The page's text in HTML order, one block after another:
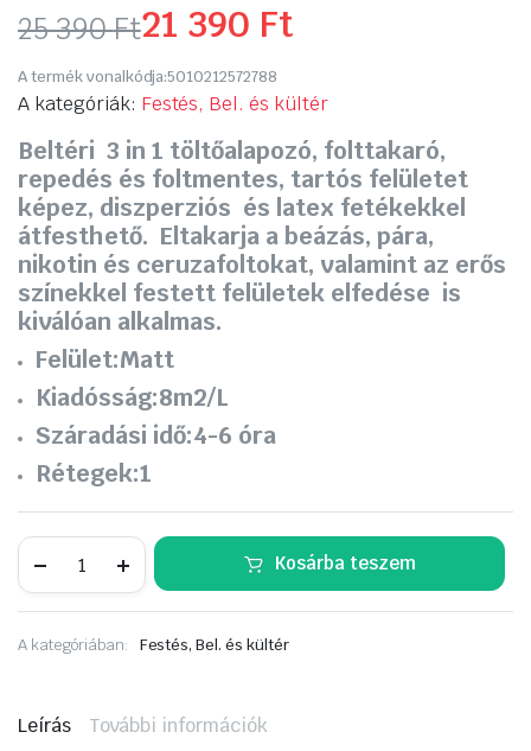
25 390Ft
Original
price
was:
25
390 Ft.
21 390 Ft
Current
price
is:
21
390 Ft.
A termék vonalkódja:5010212572788
A kategóriák: Festés, Bel. és kültér
Beltéri 3 in 1 töltőalapozó, folttakaró,
repedés és foltmentes, tartós felületet
képez, diszperziós és latex fetékekkel
átfesthető. Eltakarja a beázás, pára,
nikotin és ceruzafoltokat, valamint az erős
színekkel festett felületek elfedése is
kiválóan alkalmas.
Felület:Matt
Kiadósság:8m2/L
Száradási idő:4-6 óra
Rétegek:1
Pre-
Under
3in1
folttakaró
Kosárba teszem
A kategóriában: Festés, Bel. és kültér
Leírás További információk